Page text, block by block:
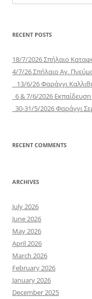
for:
RECENT POSTS
18/7/2026 Σπήλαιο
4/7/26 Σπήλαιο Αγ.
13/6/26 Φαράγγι
6 & 7/6/2026
30-31/5/2026 Φαράγγι
RECENT COMMENTS
ARCHIVES
July 2026
June 2026
May 2026
April 2026
March 2026
February 2026
January 2026
December 2025